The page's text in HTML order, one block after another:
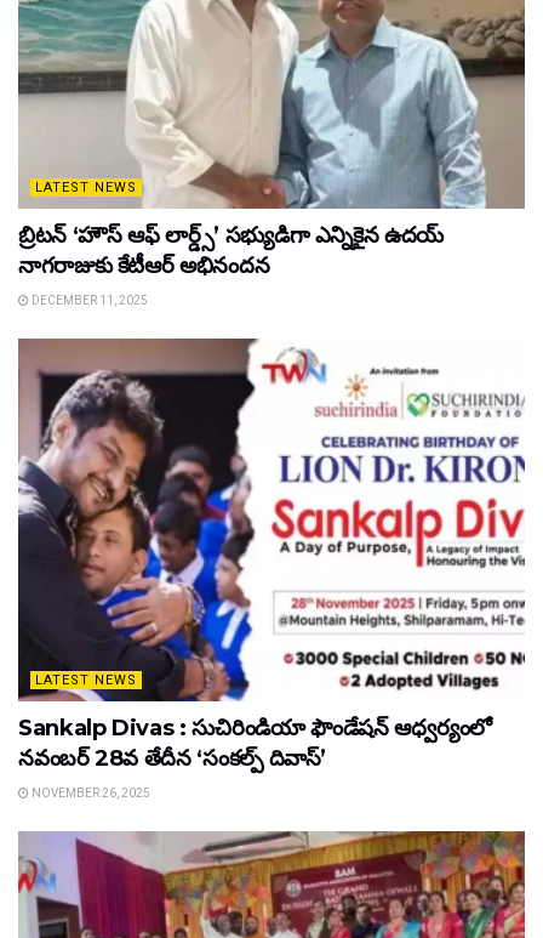
LATEST NEWS
బ్రిటన్ ‘హౌస్ ఆఫ్ లార్డ్స్’ సభ్యుడిగా ఎన్నికైన ఉదయ్
నాగరాజుకు కేటీఆర్ అభినందన
DECEMBER 11, 2025
LATEST NEWS
Sankalp Divas : సుచిరిండియా ఫౌండేషన్ ఆధ్వర్యంలో
నవంబర్ 28వ తేదీన ‘సంకల్ప్ దివాస్’
NOVEMBER 26, 2025